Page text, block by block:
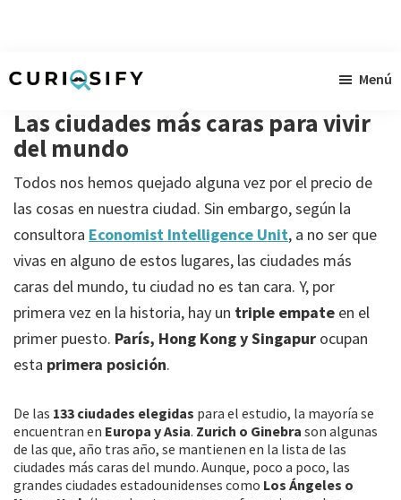
contenido
principal
barra
primaria
pie
desingulares
a
raudales
Menú
Las ciudades más caras para vivir
del mundo
Todos nos hemos quejado alguna vez por el precio de
las cosas en nuestra ciudad. Sin embargo, según la
consultora Economist Intelligence Unit, a no ser que
vivas en alguno de estos lugares, las ciudades más
caras del mundo, tu ciudad no es tan cara. Y, por
primera vez en la historia, hay un triple empate en el
primer puesto. París, Hong Kong y Singapur ocupan
esta primera posición.
De las 133 ciudades elegidas para el estudio, la mayoría se
encuentran en Europa y Asia. Zurich o Ginebra son algunas
de las que, año tras año, se mantienen en la lista de las
ciudades más caras del mundo. Aunque, poco a poco, las
grandes ciudades estadounidenses como Los Ángeles o